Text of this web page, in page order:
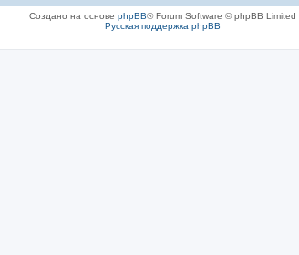
Создано на основе phpBB® Forum Software © phpBB Limited
Русская поддержка phpBB